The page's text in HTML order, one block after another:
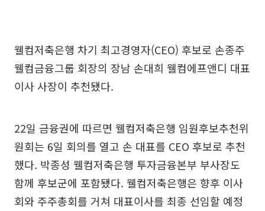
웰컴저축은행 차기 최고경영자(CEO) 후보로 손종주
웰컴금융그룹 회장의 장남 손대희 웰컴에프앤디 대표
이사 사장이 추천됐다.
22일 금융권에 따르면 웰컴저축은행 임원후보추천위
원회는 6일 회의를 열고 손 대표를 CEO 후보로 추천
했다. 박종성 웰컴저축은행 투자금융본부 부사장도
함께 후보군에 포함됐다. 웰컴저축은행은 향후 이사
회와 주주총회를 거쳐 대표이사를 최종 선임할 예정